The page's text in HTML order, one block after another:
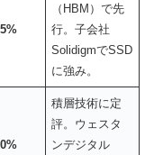
（HBM）で先
行。子会社
SolidigmでSSD
に強み。
積層技術に定
評。ウェスタ
ンデジタル